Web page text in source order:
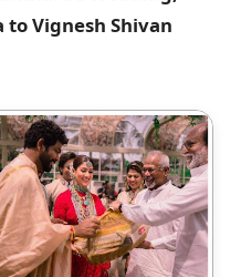
Vignesh Shivan